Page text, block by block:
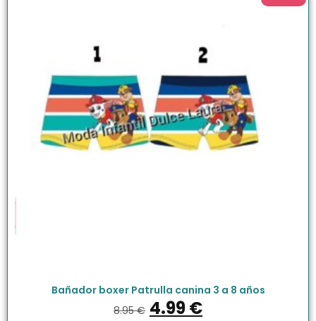
Bañador boxer Patrulla canina 3 a 8 años
8.95€ 4.99€